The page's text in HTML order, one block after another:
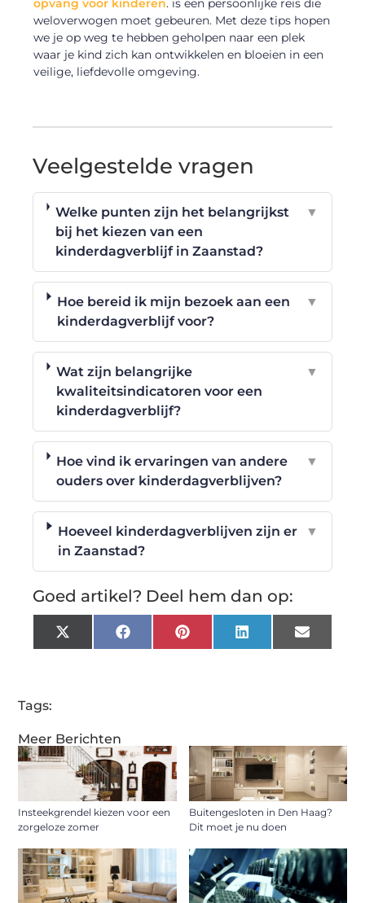
Meer Berichten
Insteekgrendel kiezen voor een
zorgeloze zomer
Buitengesloten in Den Haag?
Dit moet je nu doen
weloverwogen moet gebeuren. Met deze tips hopen
we je op weg te hebben geholpen naar een plek
waar je kind zich kan ontwikkelen en bloeien in een
veilige, liefdevolle omgeving.
Veelgestelde vragen
Welke punten zijn het belangrijkst
bij het kiezen van een
kinderdagverblijf in Zaanstad?
▼
Hoe bereid ik mijn bezoek aan een
kinderdagverblijf voor?
▼
Wat zijn belangrijke
kwaliteitsindicatoren voor een
kinderdagverblijf?
▼
Hoe vind ik ervaringen van andere
ouders over kinderdagverblijven?
▼
Hoeveel kinderdagverblijven zijn er
in Zaanstad?
▼
Goed artikel? Deel hem dan op:
X
(Twitter)
FacebookPinterestLinkedInEmail
Tags: